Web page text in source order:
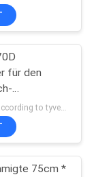
für den
75cm *